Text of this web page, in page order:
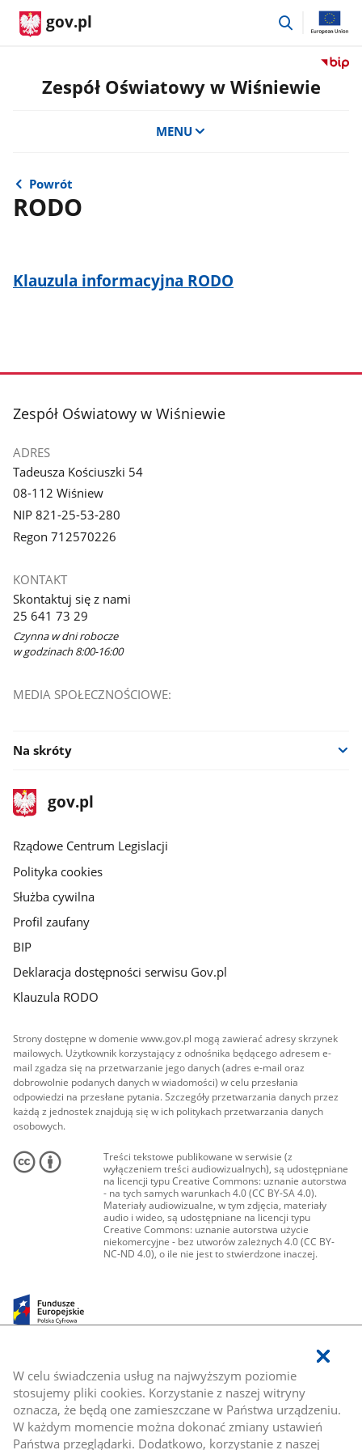
W celu świadczenia usług na najwyższym poziomie
stosujemy pliki cookies. Korzystanie z naszej witryny
oznacza, że będą one zamieszczane w Państwa urządzeniu.
W każdym momencie można dokonać zmiany ustawień
Państwa przeglądarki. Dodatkowo, korzystanie z naszej
gov.pl
przejdź
Przejdź
Zespół Oświatowy w Wiśniewie
MENU
Powrót
RODO
Klauzula informacyjna RODO
stopka
Zespół Oświatowy w Wiśniewie
ADRES
Tadeusza Kościuszki 54
08-112 Wiśniew
NIP 821-25-53-280
Regon 712570226
KONTAKT
Skontaktuj się z nami
25 641 73 29
Czynna w dni robocze
w godzinach 8:00-16:00
MEDIA SPOŁECZNOŚCIOWE:
Na skróty
stopka
gov.plStrona
gov.pl
Rządowe Centrum Legislacji
Polityka cookies
Służba cywilna
Profil zaufany
BIP
Deklaracja dostępności serwisu Gov.pl
Klauzula RODO
Strony dostępne w domenie www.gov.pl mogą zawierać adresy skrzynek
mailowych. Użytkownik korzystający z odnośnika będącego adresem e-
mail zgadza się na przetwarzanie jego danych (adres e-mail oraz
dobrowolnie podanych danych w wiadomości) w celu przesłania
odpowiedzi na przesłane pytania. Szczegóły przetwarzania danych przez
każdą z jednostek znajdują się w ich politykach przetwarzania danych
osobowych.
Treści tekstowe publikowane w serwisie (z
wyłączeniem treści audiowizualnych), są udostępniane
na licencji typu Creative Commons: uznanie autorstwa
- na tych samych warunkach 4.0 (CC BY-SA 4.0).
Materiały audiowizualne, w tym zdjęcia, materiały
audio i wideo, są udostępniane na licencji typu
Creative Commons: uznanie autorstwa użycie
niekomercyjne - bez utworów zależnych 4.0 (CC BY-
NC-ND 4.0), o ile nie jest to stwierdzone inaczej.